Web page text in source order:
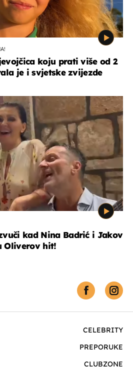
koju prati više od 2
je i svjetske zvijezde
kad Nina Badrić i Jakov
Oliverov hit!
CELEBRITY
PREPORUKE
CLUBZONE